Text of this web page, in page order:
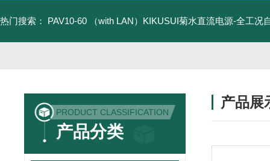
热门搜索： PAV10-60 （with LAN）KIKUSUI菊水直流电源-全工况
PRODUCT CLASSIFICATION
产品分类
产品展